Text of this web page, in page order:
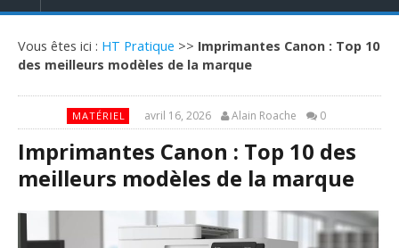
Vous êtes ici : HT Pratique >> Imprimantes Canon : Top 10
des meilleurs modèles de la marque
MATÉRIEL avril 16, 2026 Alain Roache 0
Imprimantes Canon : Top 10 des
meilleurs modèles de la marque